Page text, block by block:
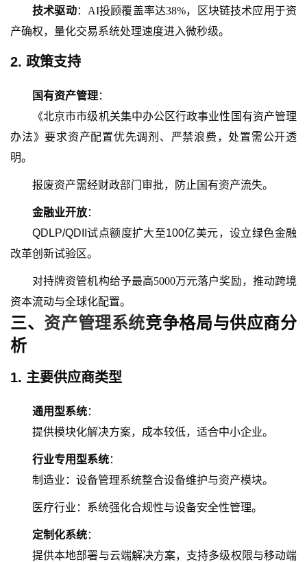
技术驱动： AI投顾覆盖率达38%，区块链技术应用于资
产确权，量化交易系统处理速度进入微秒级。
2. 政策支持
国有资产管理：
《北京市市级机关集中办公区行政事业性国有资产管理
办法》要求资产配置优先调剂、严禁浪费，处置需公开透
明。
报废资产需经财政部门审批，防止国有资产流失。
金融业开放：
QDLP/QDII试点额度扩大至100亿美元，设立绿色金融
改革创新试验区。
对持牌资管机构给予最高5000万元落户奖励，推动跨境
资本流动与全球化配置。
三、 资产管理系统竞争格局与供应商分
析
1. 主要供应商类型
通用型系统：
提供模块化解决方案，成本较低，适合中小企业。
行业专用型系统：
制造业：设备管理系统整合设备维护与资产模块。
医疗行业：系统强化合规性与设备安全性管理。
定制化系统：
提供本地部署与云端解决方案，支持多级权限与移动端